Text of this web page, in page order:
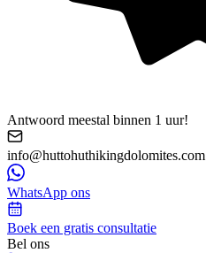
Antwoord meestal binnen 1 uur!
info@huttohuthikingdolomites.com
WhatsApp ons
Boek een gratis consultatie
Bel ons